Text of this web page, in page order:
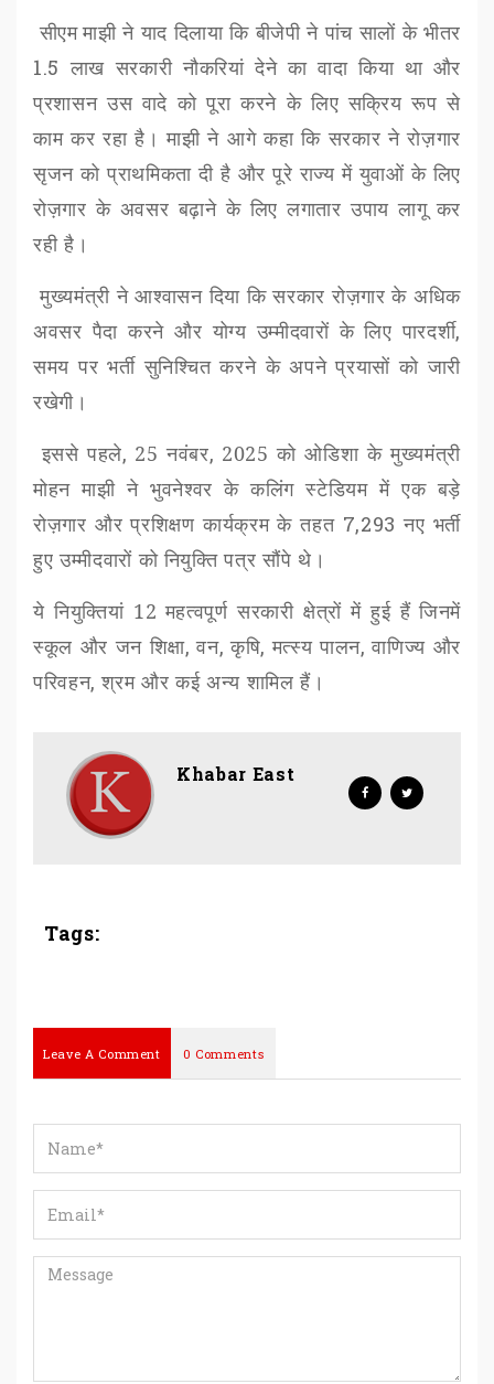
सीएममाझी ने याद दिलाया कि बीजेपी ने पांच सालों के भीतर
1.5 लाख सरकारी नौकरियां देने का वादा किया था और
प्रशासन उस वादे को पूरा करने के लिए सक्रिय रूप से
काम कर रहा है। माझी ने आगे कहा कि सरकार ने रोज़गार
सृजन को प्राथमिकता दी है और पूरे राज्य में युवाओं के लिए
रोज़गार के अवसर बढ़ाने के लिए लगातार उपाय लागू कर
रही है।
मुख्यमंत्री ने आश्वासन दिया कि सरकार रोज़गार के अधिक
अवसर पैदा करने और योग्य उम्मीदवारों के लिए पारदर्शी,
समय पर भर्ती सुनिश्चित करने के अपने प्रयासों को जारी
रखेगी।
इससे पहले, 25 नवंबर, 2025 को ओडिशा के मुख्यमंत्री
मोहन माझी ने भुवनेश्वर के कलिंग स्टेडियम में एक बड़े
रोज़गार और प्रशिक्षण कार्यक्रम के तहत 7,293 नए भर्ती
हुए उम्मीदवारों को नियुक्ति पत्र सौंपे थे।
ये नियुक्तियां 12 महत्वपूर्ण सरकारी क्षेत्रों में हुई हैं जिनमें
स्कूल और जन शिक्षा,वन,कृषि,मत्स्य पालन,वाणिज्य और
परिवहन,श्रम और कई अन्य शामिल हैं।
Khabar East
Tags:
Leave A Comment 0 Comments